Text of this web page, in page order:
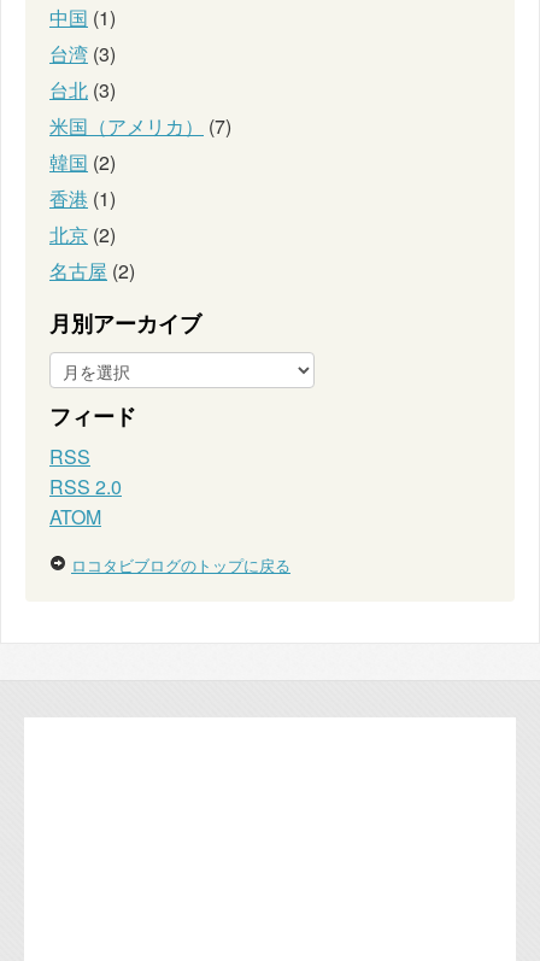
中国 (1)
台湾 (3)
台北 (3)
米国（アメリカ）
(7)
韓国 (2)
香港 (1)
北京 (2)
名古屋 (2)
月別アーカイブ
フィード
RSS
RSS 2.0
ATOM
ロコタビブログのトップに戻る